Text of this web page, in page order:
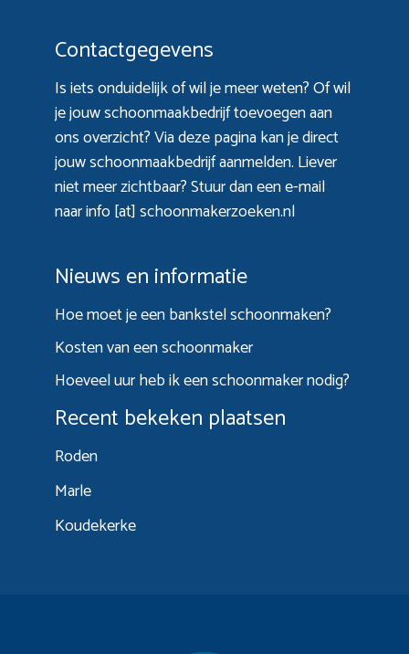
Contactgegevens
Is iets onduidelijk of wil je meer weten? Of wil
je jouw schoonmaakbedrijf toevoegen aan
ons overzicht? Viadeze paginakan je direct
jouw schoonmaakbedrijf aanmelden. Liever
niet meer zichtbaar? Stuur dan een e-mail
naar info [at] schoonmakerzoeken.nl
Nieuws en informatie
Hoe moet je een bankstel schoonmaken?
Kosten van een schoonmaker
Hoeveel uur heb ik een schoonmaker nodig?
Recent bekeken plaatsen
Roden
Marle
Koudekerke